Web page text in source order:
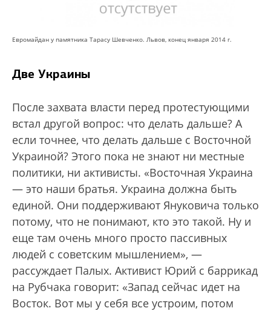
Евромайдан у памятника Тарасу Шевченко. Львов, конец января 2014 г.
Две Украины
После захвата власти перед протестующими
встал другой вопрос: что делать дальше? А
если точнее, что делать дальше с Восточной
Украиной? Этого пока не знают ни местные
политики, ни активисты. «Восточная Украина
— это наши братья. Украина должна быть
единой. Они поддерживают Януковича только
потому, что не понимают, кто это такой. Ну и
еще там очень много просто пассивных
людей с советским мышлением», —
рассуждает Палых. Активист Юрий с баррикад
на Рубчака говорит: «Запад сейчас идет на
Восток. Вот мы у себя все устроим, потом